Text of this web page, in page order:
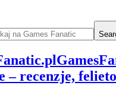
– recenzje,